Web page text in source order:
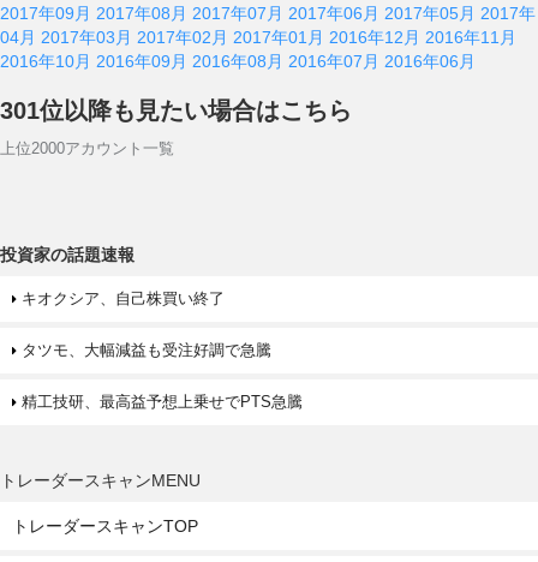
2017年09月 2017年08月 2017年07月 2017年06月 2017年05月 2017年
04月 2017年03月 2017年02月 2017年01月 2016年12月 2016年11月
2016年10月 2016年09月 2016年08月 2016年07月 2016年06月
301位以降も見たい場合はこちら
上位2000アカウント一覧
投資家の話題速報
キオクシア、自己株買い終了
タツモ、大幅減益も受注好調で急騰
精工技研、最高益予想上乗せでPTS急騰
トレーダースキャンMENU
トレーダースキャンTOP